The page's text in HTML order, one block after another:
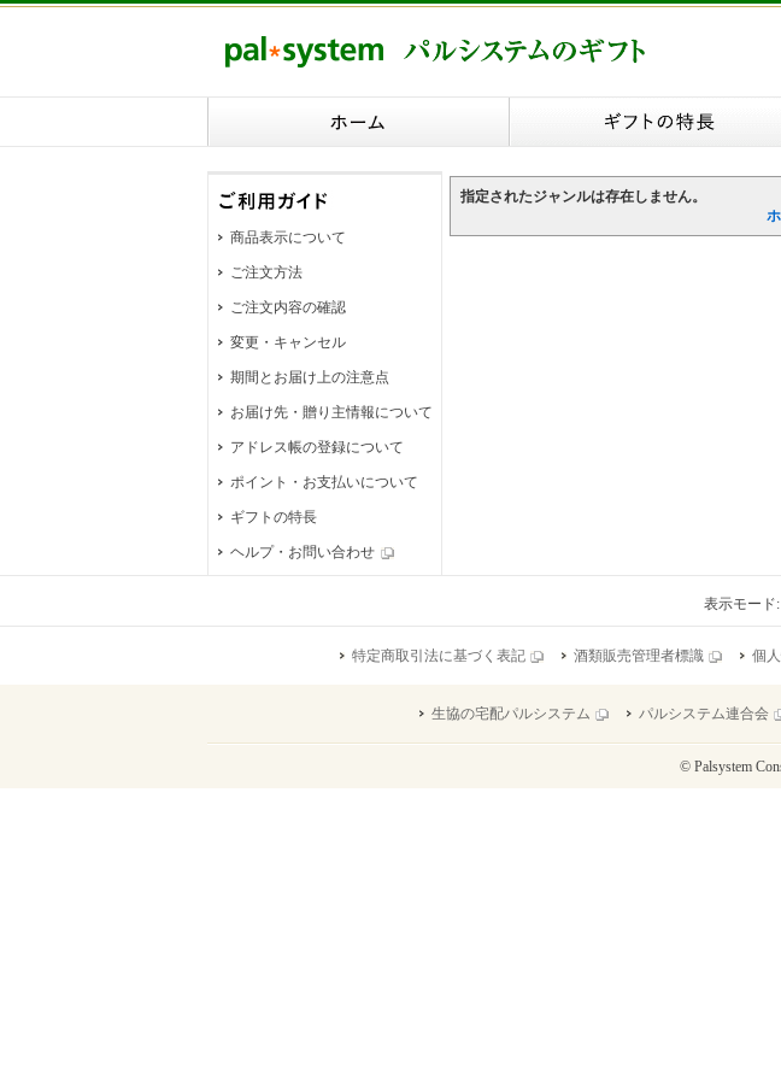
指定されたジャンルは存在しません。
商品表示について
ご注文方法
ご注文内容の確認
変更・キャンセル
期間とお届け上の注意点
お届け先・贈り主情報について
アドレス帳の登録について
ポイント・お支払いについて
ギフトの特長
ヘルプ・お問い合わせ
表示モード:
特定商取引法に基づく表記 酒類販売管理者標識 個
生協の宅配パルシステム パルシステム連合会
© Palsystem